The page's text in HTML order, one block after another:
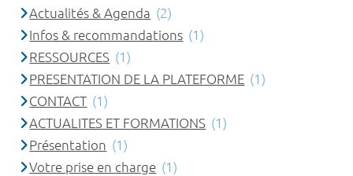
Actualités & Agenda (2)
Infos & recommandations (1)
RESSOURCES (1)
PRESENTATION DE LA PLATEFORME (1)
CONTACT (1)
ACTUALITES ET FORMATIONS (1)
Présentation (1)
Votre prise en charge (1)